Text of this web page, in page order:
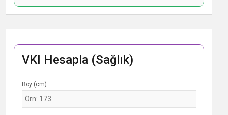
VKI Hesapla (Sağlık)
Boy (cm)